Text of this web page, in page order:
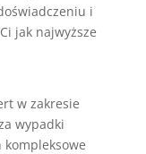
i
jak najwyższe
w zakresie
wypadki
kompleksowe